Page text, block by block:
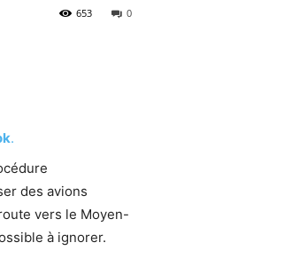
0
653
.
des avions
vers le Moyen-
à ignorer.